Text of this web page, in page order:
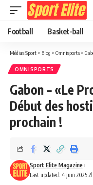
Football Basket-ball
Médias Sport > Blog > Omnisports >
OMNISPORTS
Gabon – «Le
Début des
prochain !
Last updated: 4 juin 2025
Sport Elite Magazine